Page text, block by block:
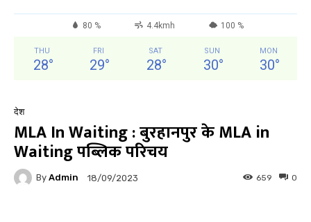
80 % 4.4kmh 100 %
THU
28°
FRI
29°
SAT
28°
SUN
30°
MON
30°
देश
MLA In Waiting : बुरहानपुर के MLA in
Waiting पब्लिक परिचय
By Admin 18/09/2023 0
659